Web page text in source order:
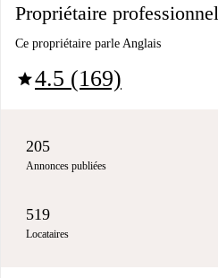
Propriétaire professionnel
Ce propriétaire parle Anglais
star4.5 (169)
205
Annonces publiées
519
Locataires